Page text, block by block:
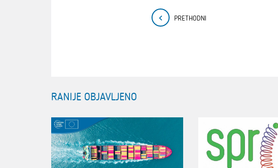
PRETHODNI
RANIJE OBJAVLJENO